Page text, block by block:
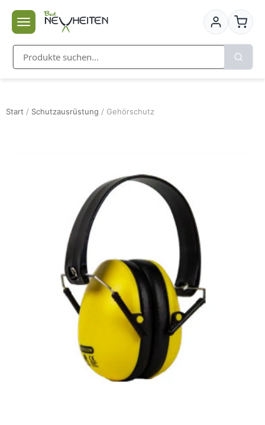
Start / Schutzausrüstung / Gehörschutz